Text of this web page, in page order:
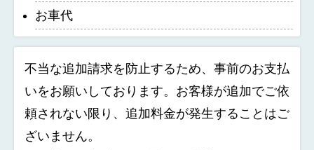
お車代
不当な追加請求を防止するため、事前のお支払
いをお願いしております。お客様が追加でご依
頼されない限り、追加料金が発生することはご
ざいません。